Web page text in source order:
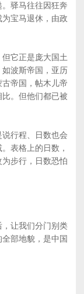
驿马往往因狂奔
宝马退休，由政
它正是庞大国土
波斯帝国，亚历
帝国，帖木儿帝
。但他们都已被
行程、日数也会
表格上的日数，
步行，日数恐怕
让我们分门别类
部地貌，是中国